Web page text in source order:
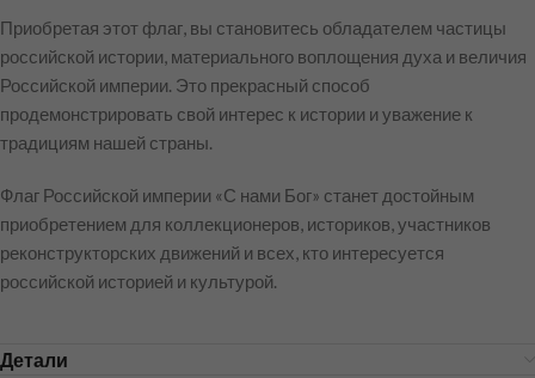
Приобретая этот флаг, вы становитесь обладателем частицы
российской истории, материального воплощения духа и величия
Российской империи. Это прекрасный способ
продемонстрировать свой интерес к истории и уважение к
традициям нашей страны.
Флаг Российской империи «С нами Бог» станет достойным
приобретением для коллекционеров, историков, участников
реконструкторских движений и всех, кто интересуется
российской историей и культурой.
Детали